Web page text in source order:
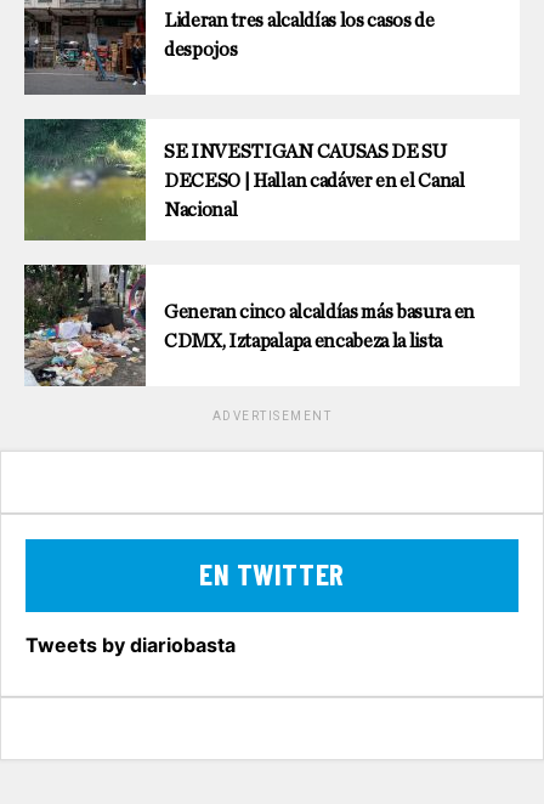
Lideran tres alcaldías los casos de
despojos
SE INVESTIGAN CAUSAS DE SU
DECESO | Hallan cadáver en el Canal
Nacional
Generan cinco alcaldías más basura en
CDMX, Iztapalapa encabeza la lista
ADVERTISEMENT
EN TWITTER
Tweets by diariobasta